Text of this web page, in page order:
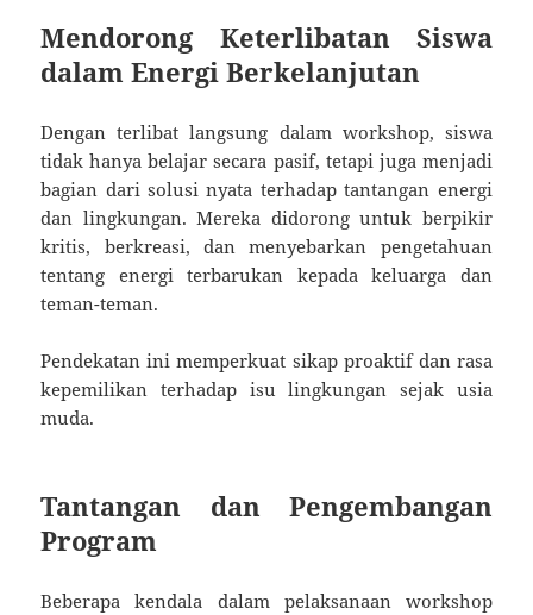
Mendorong Keterlibatan Siswa
dalam Energi Berkelanjutan
Dengan terlibat langsung dalam workshop, siswa
tidak hanya belajar secara pasif, tetapi juga menjadi
bagian dari solusi nyata terhadap tantangan energi
dan lingkungan. Mereka didorong untuk berpikir
kritis, berkreasi, dan menyebarkan pengetahuan
tentang energi terbarukan kepada keluarga dan
teman-teman.
Pendekatan ini memperkuat sikap proaktif dan rasa
kepemilikan terhadap isu lingkungan sejak usia
muda.
Tantangan dan Pengembangan
Program
Beberapa kendala dalam pelaksanaan workshop